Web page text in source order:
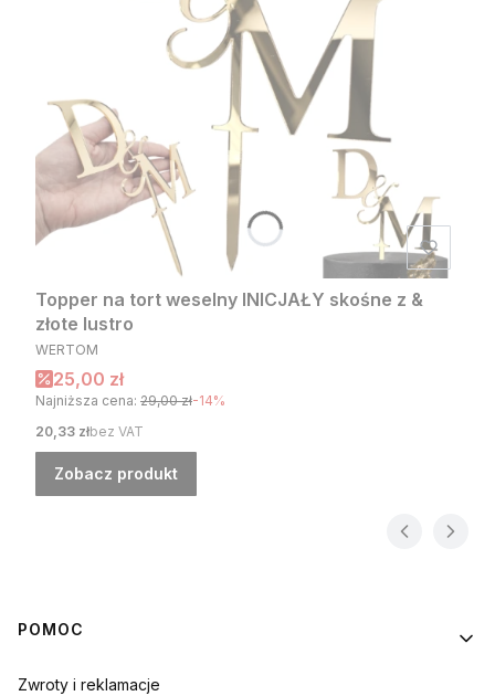
Topper na tort weselny INICJAŁY skośne z &
złote lustro
PRODUCENT
WERTOM
Cena promocyjna
25,00 zł
Najniższa cena: 29,00 zł-14%
Cena
20,33 złbez VAT
Zobacz produkt
Linki w stopce
POMOC
Zwroty i reklamacje